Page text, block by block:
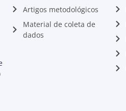
Artigos metodológicos
Material de coleta de
dados